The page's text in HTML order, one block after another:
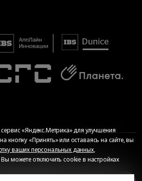
ответственностью «ИБС
права защищены
«Яндекс.Метрика» для улучшения
кнопку «Принять» или оставаясь на сайте, вы
ваших персональных данных,
можете отключить cookie в настройках